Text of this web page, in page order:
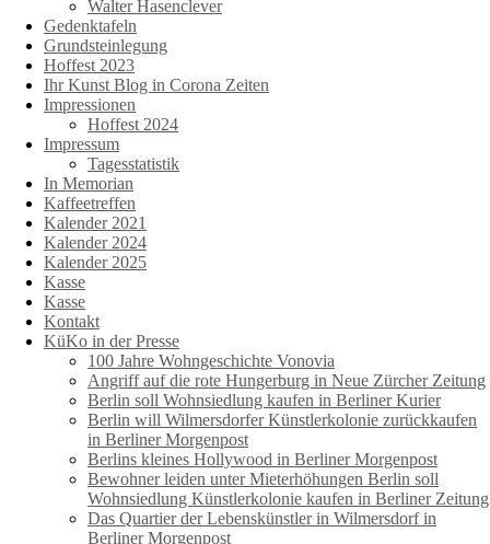
Walter Hasenclever
Gedenktafeln
Grundsteinlegung
Hoffest 2023
Ihr Kunst Blog in Corona Zeiten
Impressionen
Hoffest 2024
Impressum
Tagesstatistik
In Memorian
Kaffeetreffen
Kalender 2021
Kalender 2024
Kalender 2025
Kasse
Kasse
Kontakt
KüKo in der Presse
100 Jahre Wohngeschichte Vonovia
Angriff auf die rote Hungerburg in Neue Zürcher Zeitung
Berlin soll Wohnsiedlung kaufen in Berliner Kurier
Berlin will Wilmersdorfer Künstlerkolonie zurückkaufen
in Berliner Morgenpost
Berlins kleines Hollywood in Berliner Morgenpost
Bewohner leiden unter Mieterhöhungen Berlin soll
Wohnsiedlung Künstlerkolonie kaufen in Berliner Zeitung
Das Quartier der Lebenskünstler in Wilmersdorf in
Berliner Morgenpost